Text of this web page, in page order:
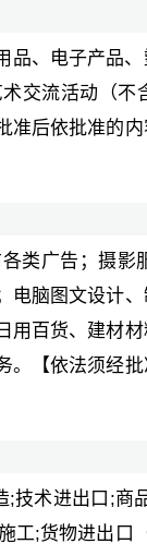
品、电子产品
交流活动（
准后依批准的
类广告；摄影
脑图文设计
百货、建材
【依法须经
;技术进出口;商
工;货物进出口